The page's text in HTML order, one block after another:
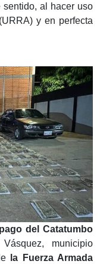
sentido, al hacer uso
y en perfecta
del Catatumbo
municipio
la Fuerza Armada